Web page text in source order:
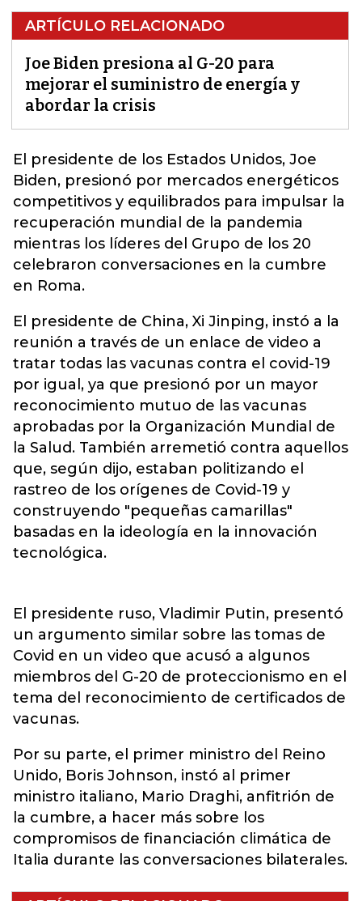
ARTÍCULO RELACIONADO
Joe Biden presiona al G-20 para
mejorar el suministro de energía y
abordar la crisis
El presidente de los Estados Unidos, Joe
Biden, presionó por mercados energéticos
competitivos y equilibrados para impulsar la
recuperación mundial de la pandemia
mientras los líderes del Grupo de los 20
celebraron conversaciones en la cumbre
en Roma.
El presidente de China, Xi Jinping, instó a la
reunión a través de un enlace de video a
tratar todas las vacunas contra el covid-19
por igual, ya que presionó por un mayor
reconocimiento mutuo de las vacunas
aprobadas por la Organización Mundial de
la Salud. También arremetió contra aquellos
que, según dijo, estaban politizando el
rastreo de los orígenes de Covid-19 y
construyendo "pequeñas camarillas"
basadas en la ideología en la innovación
tecnológica.
El presidente ruso, Vladimir Putin, presentó
un argumento similar sobre las tomas de
Covid en un video que acusó a algunos
miembros del G-20 de proteccionismo en el
tema del reconocimiento de certificados de
vacunas.
Por su parte, el primer ministro del Reino
Unido, Boris Johnson, instó al primer
ministro italiano, Mario Draghi, anfitrión de
la cumbre, a hacer más sobre los
compromisos de financiación climática de
Italia durante las conversaciones bilaterales.